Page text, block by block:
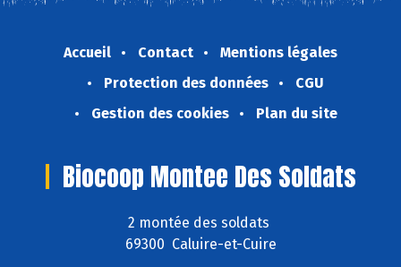
Accueil Contact
Mentions légales
Protection des données
CGU
Gestion des cookies
Plan du site
Biocoop Montee Des Soldats
2 montée des soldats
69300 Caluire-et-Cuire